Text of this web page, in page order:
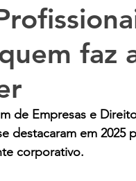
Manifesto
faz
de Empresas e
destacaram em
corporativo.